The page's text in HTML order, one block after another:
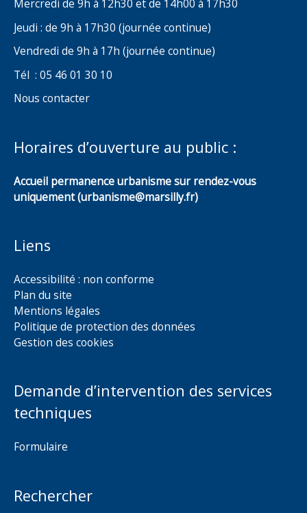
Mercredi de 9h à 12h30 et de 14h00 à 17h30
Jeudi : de 9h à 17h30 (journée continue)
Vendredi de 9h à 17h (journée continue)
Tél : 05 46 01 30 10
Nous contacter
Horaires d’ouverture au public :
Accueil permanence urbanisme sur rendez-vous
uniquement (urbanisme@marsilly.fr)
Liens
Accessibilité : non conforme
Plan du site
Mentions légales
Politique de protection des données
Gestion des cookies
Demande d’intervention des services
techniques
Formulaire
Rechercher